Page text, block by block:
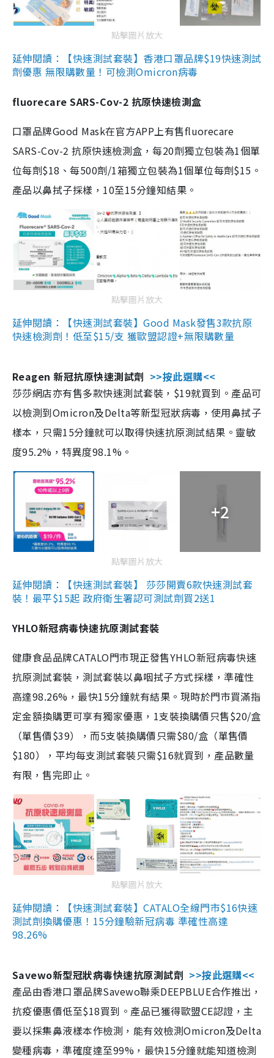
點擊圖片放大
延伸閱讀：【快速測試套裝】香港口罩品牌$19快速測試
劑優惠 無限購數量！可檢測Omicron病毒
fluorecare SARS-Cov-2 抗原快速檢測盒
口罩品牌Good Mask在官方APP上有售fluorecare
SARS-Cov-2 抗原快速檢測盒，每20劑獨立包裝為1個單
位每劑$18、每500劑/1箱獨立包裝為1個單位每劑$15。
產品以鼻拭子採樣，10至15分鐘知結果。
點擊圖片放大
延伸閱讀：【快速測試套裝】Good Mask發售3款抗原
快速檢測劑！低至$15/支 獲歐盟認證+無限購數量
Reagen 新冠抗原快速測試劑 >>按此選購<<
莎莎網店亦有售多款快速測試套裝，$19就買到。產品可
以檢測到Omicron及Delta等新型冠狀病毒，使用鼻拭子
樣本，只需15分鐘就可以取得快速抗原測試結果。靈敏
度95.2%，特異度98.1%。
+2
點擊圖片放大
延伸閱讀：【快速測試套裝】 莎莎開賣6款快速測試套
裝！最平$15起 政府衛生署認可測試劑買2送1
YHLO新冠病毒快速抗原測試套裝
健康食品品牌CATALO門市現正發售YHLO新冠病毒快速
抗原測試套裝，測試套裝以鼻咽拭子方式採樣，準確性
高達98.26%，最快15分鐘就有結果。現時於門市買滿指
定金額換購更可享有獨家優惠，1支裝換購價只售$20/盒
（單售價$39），而5支裝換購價只需$80/盒（單售價
$180），平均每支測試套裝只需$16就買到，產品數量
有限，售完即止。
點擊圖片放大
延伸閱讀：【快速測試套裝】CATALO全線門市$16快速
測試劑換購優惠！15分鐘驗新冠病毒 準確性高達
98.26%
Savewo新型冠狀病毒快速抗原測試劑 >>按此選購<<
產品由香港口罩品牌Savewo聯乘DEEPBLUE合作推出，
抗疫優惠價低至$18買到。產品已獲得歐盟CE認證，主
要以採集鼻液樣本作檢測，能有效檢測Omicron及Delta
變種病毒，準確度達至99%，最快15分鐘就能知道檢測